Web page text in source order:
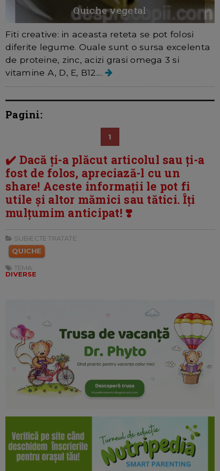
Quiche vegetal
Fiti creative: in aceasta reteta se pot folosi
diferite legume. Ouale sunt o sursa excelenta
de proteine, zinc, acizi grasi omega 3 si
vitamine A, D, E, B12....
Pagini:
1
✔️ Dacă ți-a plăcut articolul sau ți-a
fost de folos, apreciază-l cu un
share! Aceste informații le pot fi
utile și altor mămici sau tătici. Îți
mulțumim anticipat! ❣️
SUBIECTE TRATATE:
QUICHE
TEMA:
DIVERSE